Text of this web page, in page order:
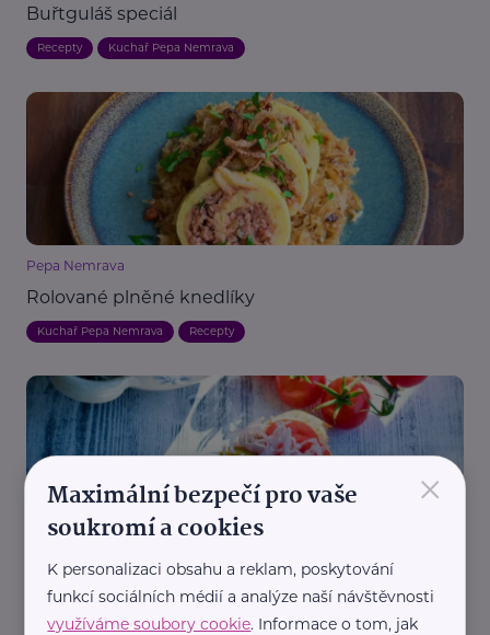
Buřtguláš speciál
Recepty Kuchař Pepa Nemrava
Pepa Nemrava
Rolované plněné knedlíky
Kuchař Pepa Nemrava Recepty
Rybičková pomazánka
Kuchař Pepa Nemrava Recepty
×
Maximální bezpečí pro vaše
soukromí a cookies
K personalizaci obsahu a reklam, poskytování
funkcí sociálních médií a analýze naší návštěvnosti
využíváme soubory cookie. Informace o tom, jak